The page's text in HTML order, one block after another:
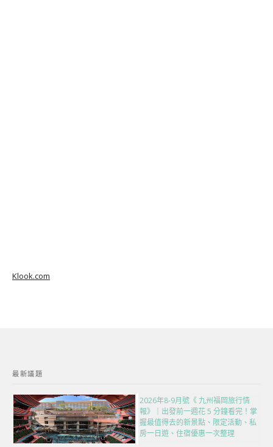
Klook.com
最新議題
2026年8-9月號《 九州福岡旅行情
報》｜出發前一週花 5 分鐘看完！掌
握最值得去的新景點、限定活動、私
房一日遊、住宿優惠一次整理